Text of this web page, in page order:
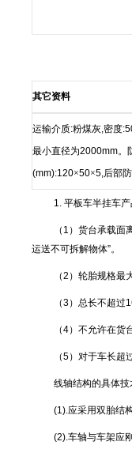
其它资料
运输介质:粉煤灰,密度
最小直径为2000mm。
(mm):120×50×5,后部
1. 平板车半挂车
（1）货台承载
运送不可拆解物体”。
（2）轮胎规格
（3）总长不超
（4）不允许在货
（5）对于车长
线轴结构的具体
(1).应采用双胎结
(2).车轴与车架应